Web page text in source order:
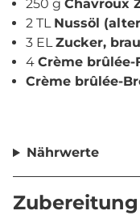
250 g Chavroux
2 TL Nussöl
3 ELZucker,
4 Crème
Crème brûlée-
Nährwerte
Zubereitung